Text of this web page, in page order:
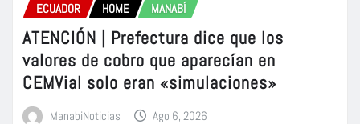
ECUADOR HOME MANABÍ
ATENCIÓN | Prefectura dice que los
valores de cobro que aparecían en
CEMVial solo eran «simulaciones»
ManabiNoticias Ago 6, 2026